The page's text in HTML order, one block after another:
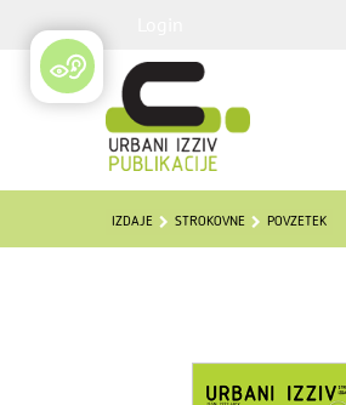
IZDAJE STROKOVNE POVZETEK